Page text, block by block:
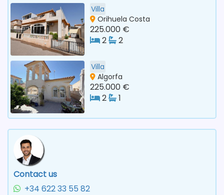
Villa
Orihuela Costa
225.000 €
2
2
Villa
Algorfa
225.000 €
2
1
Contact us
+34 622 33 55 82